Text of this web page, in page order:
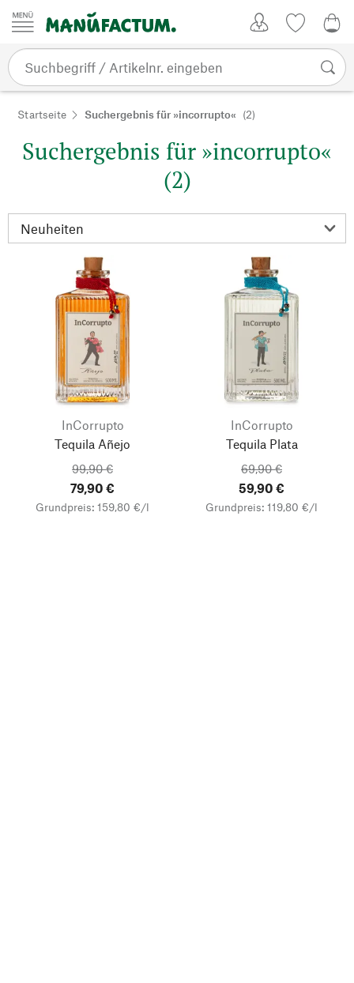
Zum Inhalt springen
Startseite Suchergebnis für »incorrupto« (2)
Suchergebnis für »incorrupto«
(2)
InCorrupto
Tequila Añejo
99,90 €
79,90 €
Grundpreis: 159,80 €/l
InCorrupto
Tequila Plata
69,90 €
59,90 €
Grundpreis: 119,80 €/l